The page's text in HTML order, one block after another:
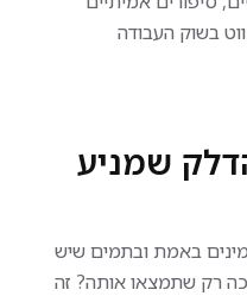
בשוק העבודה
שמניע
באמת ובתמים שיש
רק שתמצאו אותה? זה